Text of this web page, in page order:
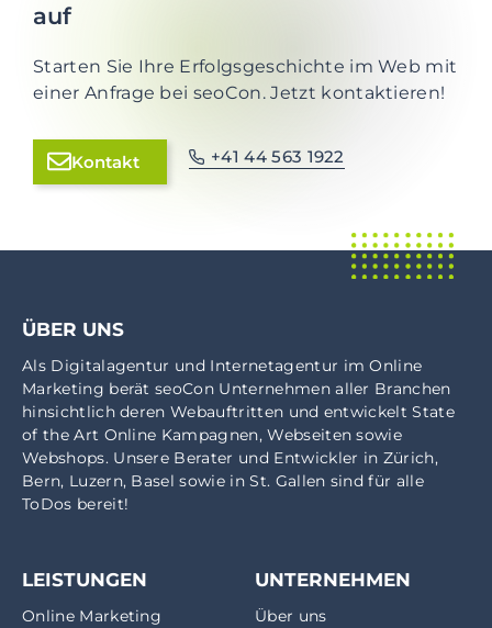
auf
Starten Sie Ihre Erfolgsgeschichte im Web mit
einer Anfrage bei seoCon. Jetzt kontaktieren!
Kontakt +41 44 563 1922
ÜBER UNS
Als Digitalagentur und Internetagentur imOnline
Marketing berät seoCon Unternehmen aller Branchen
hinsichtlich deren Webauftritten und entwickelt State
of the Art Online Kampagnen, Webseiten sowie
Webshops. Unsere Berater und Entwickler in Zürich,
Bern, Luzern, Basel sowie inSt. Gallen sind für alle
ToDos bereit!
LEISTUNGEN
Online Marketing
UNTERNEHMEN
Über uns